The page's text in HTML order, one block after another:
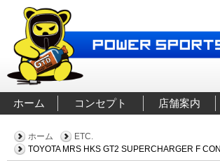
ホーム コンセプト 店舗案内
ホーム
ETC.
TOYOTA MRS HKS GT2 SUPERCHARGER F